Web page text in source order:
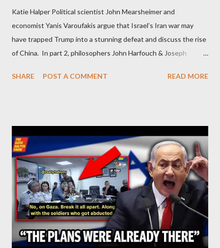
Katie Halper Political scientist John Mearsheimer and
economist Yanis Varoufakis argue that Israel’s Iran war may
have trapped Trump into a stunning defeat and discuss the rise
of China. In part 2, philosophers John Harfouch & Joseph
Israel, and explore the work of diplomat & scholar Fayez Sayegh,
SHARE POST A COMMENT READ MORE